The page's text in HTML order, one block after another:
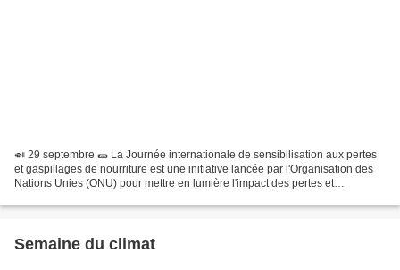
🍛 29 septembre 🌯 La Journée internationale de sensibilisation aux pertes
et gaspillages de nourriture est une initiative lancée par l'Organisation des
Nations Unies (ONU) pour mettre en lumière l'impact des pertes et
Semaine du climat